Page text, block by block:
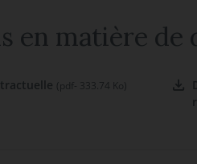
en matière de
(pdf- 333.74 Ko)